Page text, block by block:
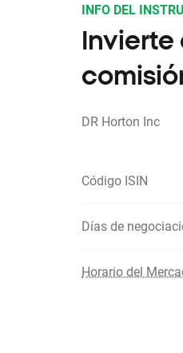
INFO DEL
Invierte
DR Horton Inc
Código ISIN
Días de
Horario del